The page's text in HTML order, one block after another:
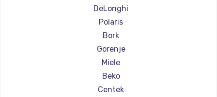
Ремонт кофемашин Nivona
Ремонт кофемашин Astoria
Ремонт кофемашин JVC
Ремонт кофемашин Ariston
Ремонт кофемашин Grundig
Ремонт кофемашин ROCKET MOZZAFIATO
Ремонт кофемашин Vivitek
DeLonghi
Polaris
Bork
Gorenje
Miele
Beko
Centek